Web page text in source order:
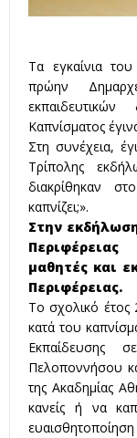
Τα εγκαίνια
πρώην
Καπνίσματος
Στη συνέχεια,
Τρίπολης
διακρίθηκαν
καπνίζει;».
Στην
μαθητές και
Περιφέρειας.
Το σχολικό έτος
κατά του
Εκπαίδευσης
Πελοποννήσου
της Ακαδημίας
κανείς ή να